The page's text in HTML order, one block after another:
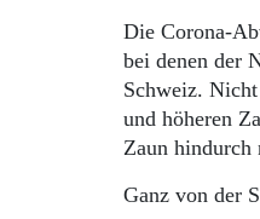
Die Corona-
bei denen der
Schweiz.
und höheren
Zaun hindurch
Ganz von der